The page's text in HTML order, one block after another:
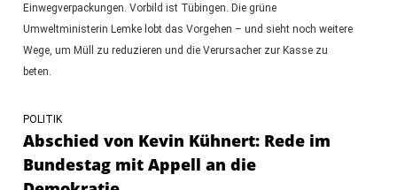
Einwegverpackungen. Vorbild ist Tübingen. Die grüne
Umweltministerin Lemke lobt das Vorgehen – und sieht noch weitere
Wege, um Müll zu reduzieren und die Verursacher zur Kasse zu
beten.
POLITIK
Abschied von Kevin Kühnert: Rede im
Bundestag mit Appell an die